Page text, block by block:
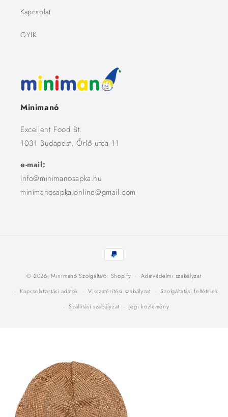
Kapcsolat
GYIK
Minimanó
Excellent Food Bt.
1031 Budapest, Őrlő utca 11
e-mail:
info@minimanosapka.hu
minimanosapka.online@gmail.com
Fizetési
módok
© 2026,Minimanó Szolgáltató: Shopify
Adatvédelmi szabályzat
Kapcsolattartási adatok
Visszatérítési szabályzat
Szolgáltatási feltételek
Szállítási szabályzat
Jogi közlemény